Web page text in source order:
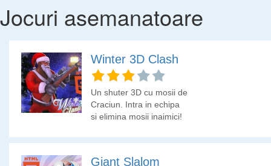
Jocuri asemanatoare
Winter 3D Clash
Un shuter 3D cu mosii de
Craciun. Intra in echipa
si elimina mosii inaimici!
Giant Slalom